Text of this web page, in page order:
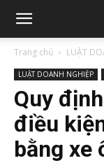
Trang chủ LUẬT
LUẬT DOANH NGHIỆP
Quy
điều
bằng xe